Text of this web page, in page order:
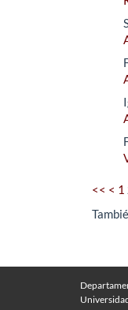
<< < 1